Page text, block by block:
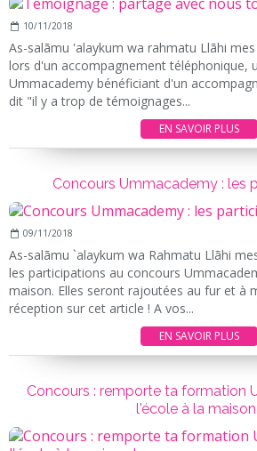
10/11/2018
As-salãmu 'alaykum wa rahmatu Llãhi
lors d'un accompagnement téléphonique,
Ummacademy bénéficiant d'un
dit "il y a trop de témoignages...
EN SAVOIR PLUS
Concours Ummacademy : les
09/11/2018
As-salãmu `alaykum wa Rahmatu Llãhi
les participations au concours
maison. Elles seront rajoutées au fur et à
réception sur cet article ! A vos...
EN SAVOIR PLUS
Concours : remporte ta formation
l'école à la